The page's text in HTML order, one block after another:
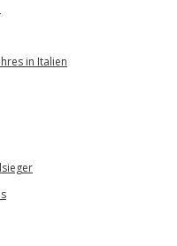
in Italien